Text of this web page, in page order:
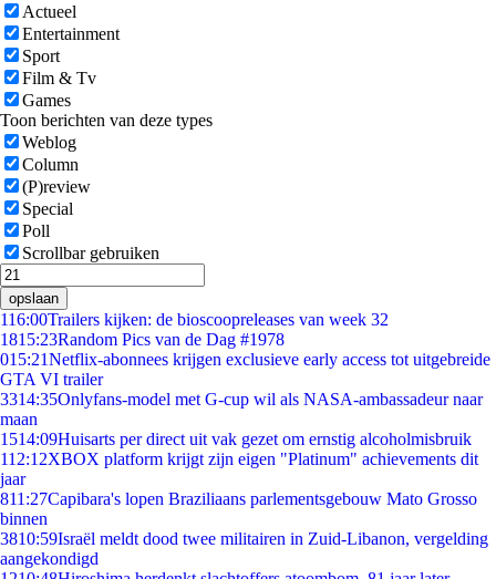
Actueel
Entertainment
Sport
Film & Tv
Games
Toon berichten van deze types
Weblog
Column
(P)review
Special
Poll
Scrollbar gebruiken
opslaan
116:00Trailers kijken: de bioscoopreleases van week 32
1815:23Random Pics van de Dag #1978
015:21Netflix-abonnees krijgen exclusieve early access tot uitgebreide
GTA VI trailer
3314:35Onlyfans-model met G-cup wil als NASA-ambassadeur naar
maan
1514:09Huisarts per direct uit vak gezet om ernstig alcoholmisbruik
112:12XBOX platform krijgt zijn eigen "Platinum" achievements dit
jaar
811:27Capibara's lopen Braziliaans parlementsgebouw Mato Grosso
binnen
3810:59Israël meldt dood twee militairen in Zuid-Libanon, vergelding
aangekondigd